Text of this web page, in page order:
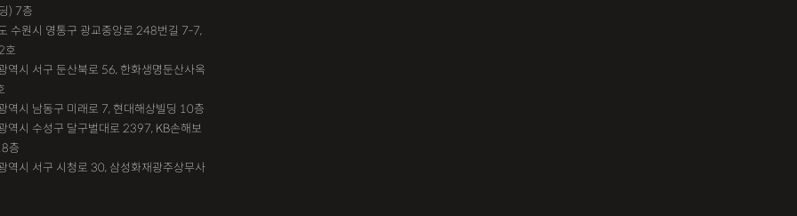
) 7층
수원시 영통구 광교중앙로 248번길 7-7,
호
역시 서구 둔산북로 56, 한화생명둔산사옥
역시 남동구 미래로 7, 현대해상빌딩 10층
역시 수성구 달구벌대로 2397, KB손해보
층
역시 서구 시청로 30, 삼성화재광주상무사